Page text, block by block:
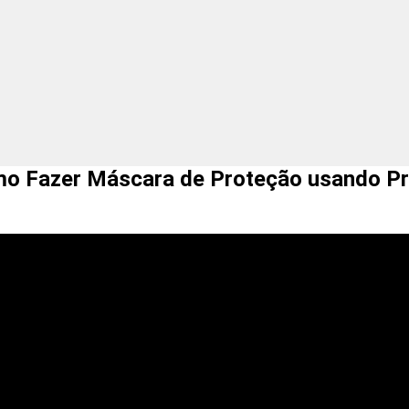
Máscara de Proteção usando